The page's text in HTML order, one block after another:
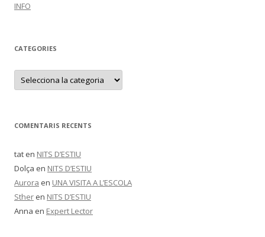
INFO
CATEGORIES
C
t
r
i
COMENTARIS RECENTS
tat en NITS D’ESTIU
Dolça en NITS D’ESTIU
Aurora en UNA VISITA A L’ESCOLA
Sther en NITS D’ESTIU
Anna en Expert Lector